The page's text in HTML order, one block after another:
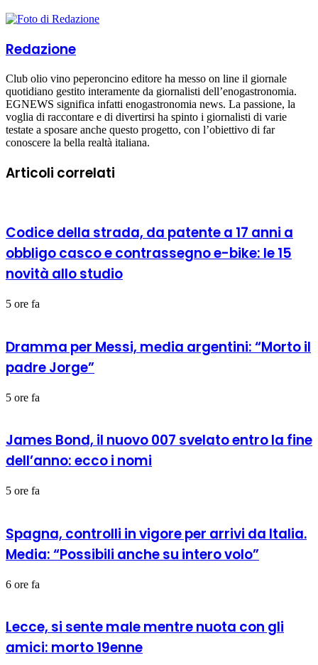
Redazione
Club olio vino peperoncino editore ha messo on line il giornale
quotidiano gestito interamente da giornalisti dell’enogastronomia.
EGNEWS significa infatti enogastronomia news. La passione, la
voglia di raccontare e di divertirsi ha spinto i giornalisti di varie
testate a sposare anche questo progetto, con l’obiettivo di far
conoscere la bella realtà italiana.
Articoli correlati
Codice della strada, da patente a 17 anni a
obbligo casco e contrassegno e-bike: le 15
novità allo studio
5 ore fa
Dramma per Messi, media argentini: “Morto il
padre Jorge”
5 ore fa
James Bond, il nuovo 007 svelato entro la fine
dell’anno: ecco i nomi
5 ore fa
Spagna, controlli in vigore per arrivi da Italia.
Media: “Possibili anche su intero volo”
6 ore fa
Lecce, si sente male mentre nuota con gli
amici: morto 19enne